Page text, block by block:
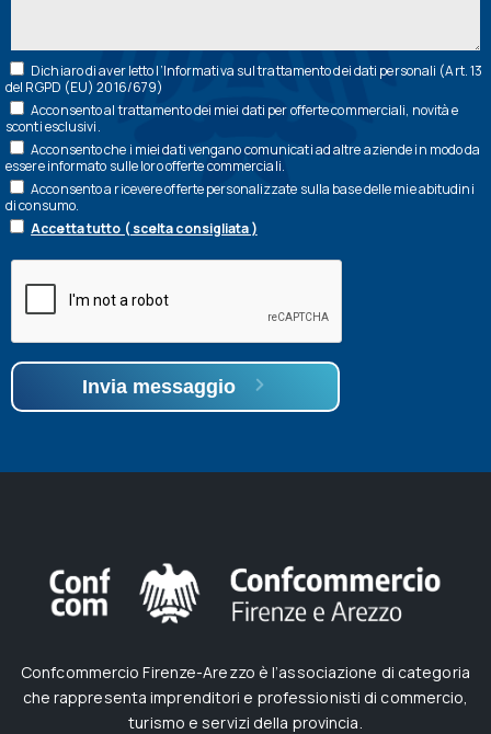
Dichiaro di aver letto l’Informativa sul trattamento dei dati personali (Art. 13
del RGPD (EU) 2016/679)
Acconsento al trattamento dei miei dati per offerte commerciali, novità e
sconti esclusivi.
Acconsento che i miei dati vengano comunicati ad altre aziende in modo da
essere informato sulle loro offerte commerciali.
Acconsento a ricevere offerte personalizzate sulla base delle mie abitudini
di consumo.
Accetta tutto ( scelta consigliata )
Invia messaggio
Confcommercio Firenze-Arezzo è l’associazione di categoria
che rappresenta imprenditori e professionisti di commercio,
turismo e servizi della provincia.